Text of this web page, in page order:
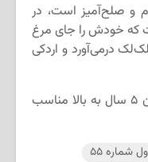
و صلح‌آمیز است، در
که خودش را جای مرغ
درمی‌آورد و اردکی
فیلم روباه بزرگ بدجنس برای کودکان ۵ سال به بالا مناسب
شماره ۵۵